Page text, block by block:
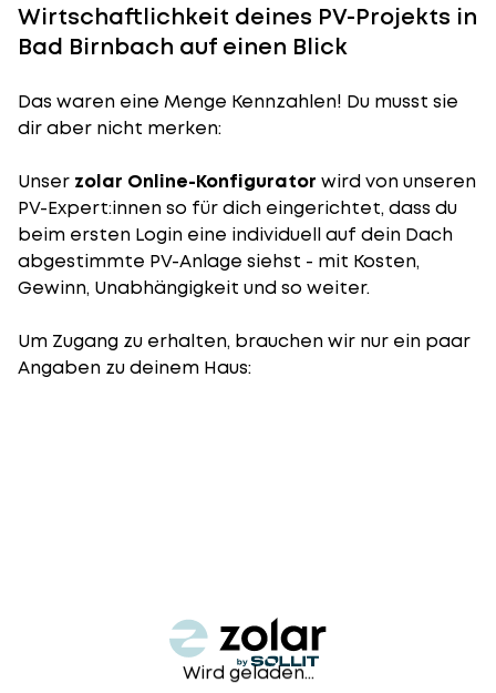
Wirtschaftlichkeit deines PV-Projekts in
Bad Birnbach auf einen Blick
Das waren eine Menge Kennzahlen! Du musst sie
dir aber nicht merken:
Unser zolar Online-Konfigurator wird von unseren
PV-Expert:innen so für dich eingerichtet, dass du
beim ersten Login eine individuell auf dein Dach
abgestimmte PV-Anlage siehst - mit Kosten,
Gewinn, Unabhängigkeit und so weiter.
Um Zugang zu erhalten, brauchen wir nur ein paar
Angaben zu deinem Haus:
Wird geladen...